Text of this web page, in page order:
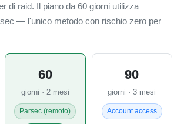
di raid. Il piano da 60 giorni utilizza
— l'unico metodo con rischio zero per
60
giorni · 2 mesi
Parsec (remoto)
90
giorni · 3 mesi
Account access